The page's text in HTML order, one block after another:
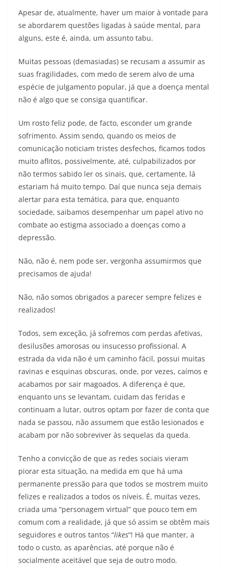
Apesar de, atualmente, haver um maior à vontade para
se abordarem questões ligadas à saúde mental, para
alguns, este é, ainda, um assunto tabu.
Muitas pessoas (demasiadas) se recusam a assumir as
suas fragilidades, com medo de serem alvo de uma
espécie de julgamento popular, já que a doença mental
não é algo que se consiga quantificar.
Um rosto feliz pode, de facto, esconder um grande
sofrimento. Assim sendo, quando os meios de
comunicação noticiam tristes desfechos, ficamos todos
muito aflitos, possivelmente, até, culpabilizados por
não termos sabido ler os sinais, que, certamente, lá
estariam há muito tempo. Daí que nunca seja demais
alertar para esta temática, para que, enquanto
sociedade, saibamos desempenhar um papel ativo no
combate ao estigma associado a doenças como a
depressão.
Não, não é, nem pode ser, vergonha assumirmos que
precisamos de ajuda!
Não, não somos obrigados a parecer sempre felizes e
realizados!
Todos, sem exceção, já sofremos com perdas afetivas,
desilusões amorosas ou insucesso profissional. A
estrada da vida não é um caminho fácil, possui muitas
ravinas e esquinas obscuras, onde, por vezes, caímos e
acabamos por sair magoados. A diferença é que,
enquanto uns se levantam, cuidam das feridas e
continuam a lutar, outros optam por fazer de conta que
nada se passou, não assumem que estão lesionados e
acabam por não sobreviver às sequelas da queda.
Tenho a convicção de que as redes sociais vieram
piorar esta situação, na medida em que há uma
permanente pressão para que todos se mostrem muito
felizes e realizados a todos os níveis. É, muitas vezes,
criada uma “personagem virtual” que pouco tem em
comum com a realidade, já que só assim se obtêm mais
seguidores e outros tantos “likes“! Há que manter, a
todo o custo, as aparências, até porque não é
socialmente aceitável que seja de outro modo.